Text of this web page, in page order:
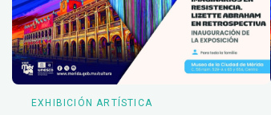
EXHIBICIÓN ARTÍSTICA